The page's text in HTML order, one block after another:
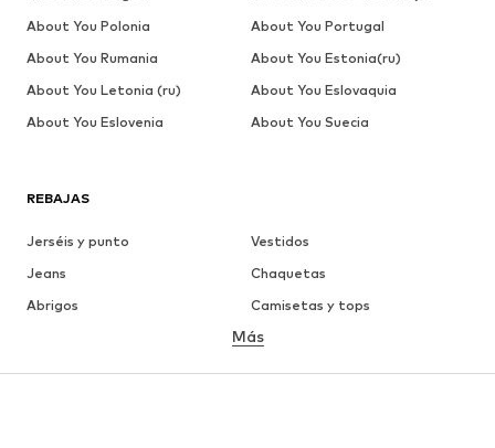
REBAJAS
Jerséis y punto
Vestidos
Jeans
Chaquetas
Abrigos
Camisetas y tops
Ropa interior
Más
About You Polonia
About You Portugal
About You Rumania
About You Estonia(ru)
About You Letonia (ru)
About You Eslovaquia
About You Eslovenia
About You Suecia